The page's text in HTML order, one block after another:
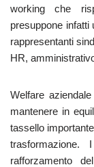
working che
presuppone
rappresentanti
HR,
Welfare
mantenere in
tassello
trasformazione.
rafforzamento